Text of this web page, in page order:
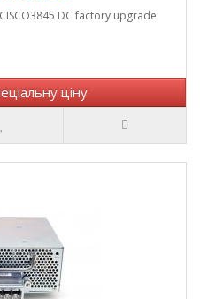
DC factory upgrade
ціну